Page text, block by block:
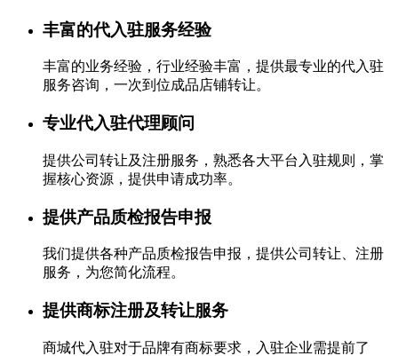
丰富的代入驻服务经验
丰富的业务经验，行业经验丰富，提供最专业的代入驻
服务咨询，一次到位成品店铺转让。
专业代入驻代理顾问
提供公司转让及注册服务，熟悉各大平台入驻规则，掌
握核心资源，提供申请成功率。
提供产品质检报告申报
我们提供各种产品质检报告申报，提供公司转让、注册
服务，为您简化流程。
提供商标注册及转让服务
商城代入驻对于品牌有商标要求，入驻企业需提前了